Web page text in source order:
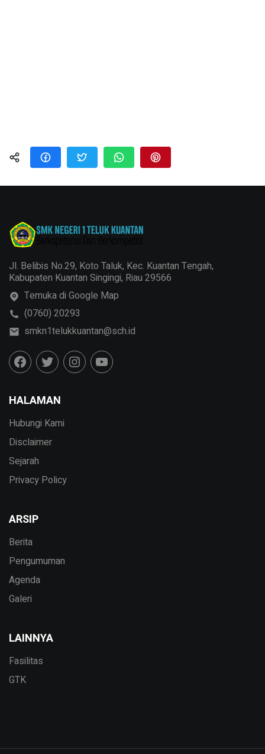
Jl. Belibis No.29, Koto Taluk, Kec. Kuantan Tengah,
Kabupaten Kuantan Singingi, Riau 29566
Temuka di Google Map
(0760) 20293
smkn1telukkuantan@sch.id
HALAMAN
Hubungi Kami
Disclaimer
Sejarah
Privacy Policy
ARSIP
Berita
Pengumuman
Agenda
Galeri
LAINNYA
Fasilitas
GTK